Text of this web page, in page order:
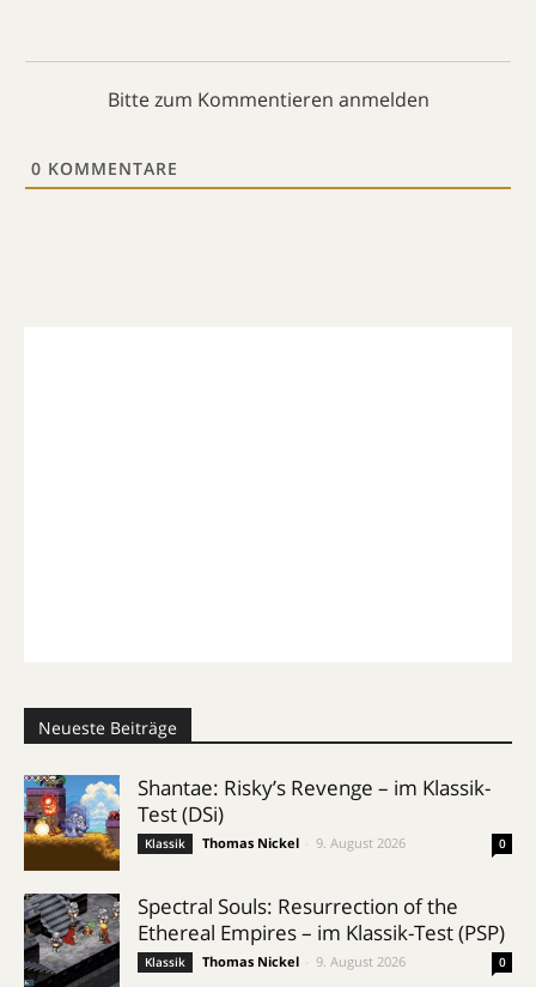
Bitte zum Kommentieren anmelden
0 KOMMENTARE
Neueste Beiträge
Shantae: Risky’s Revenge – im Klassik-
Test (DSi)
Klassik Thomas Nickel 9. August 2026 0
Spectral Souls: Resurrection of the
Ethereal Empires – im Klassik-Test (PSP)
Klassik Thomas Nickel 9. August 2026 0